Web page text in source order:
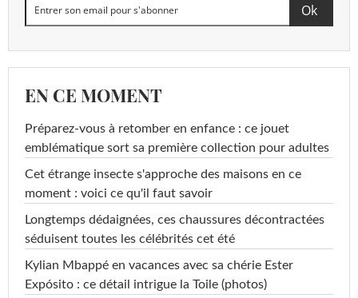
EN CE MOMENT
Préparez-vous à retomber en enfance : ce jouet
emblématique sort sa première collection pour adultes
Cet étrange insecte s'approche des maisons en ce
moment : voici ce qu'il faut savoir
Longtemps dédaignées, ces chaussures décontractées
séduisent toutes les célébrités cet été
Kylian Mbappé en vacances avec sa chérie Ester
Expósito : ce détail intrigue la Toile (photos)